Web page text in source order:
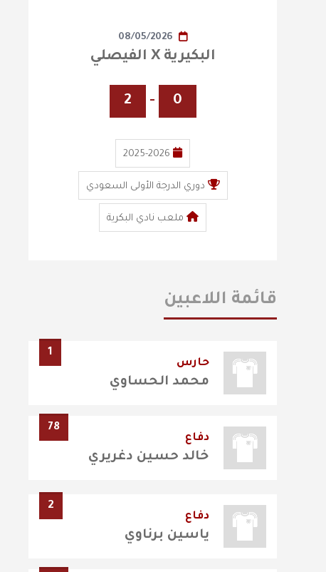
08/05/2026
البكيرية X الفيصلي
0
-
2
2025-2026
دوري الدرجة الأولى السعودي
ملعب نادي البكرية
قائمة اللاعبين
1
حارس
محمد الحساوي
78
دفاع
خالد حسين دغريري
2
دفاع
ياسين برناوي